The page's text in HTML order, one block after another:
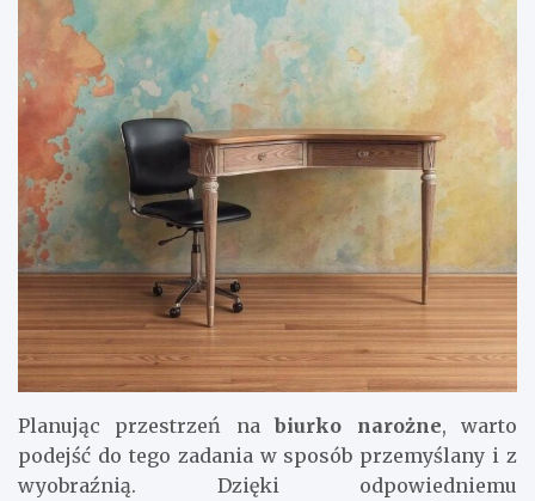
Planując przestrzeń nabiurko narożne, warto
podejść do tego zadania w sposób przemyślany i z
wyobraźnią. Dzięki odpowiedniemu